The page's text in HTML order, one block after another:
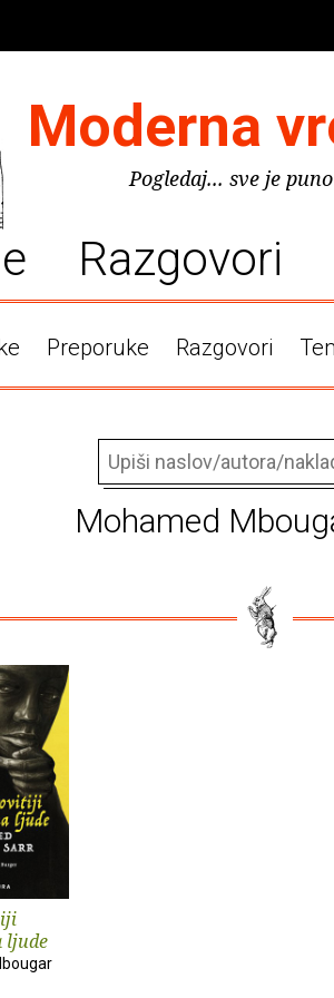
Moderna
Pogledaj... sve je
Razgovori
Preporuke Razgovori
Mohamed
ljude